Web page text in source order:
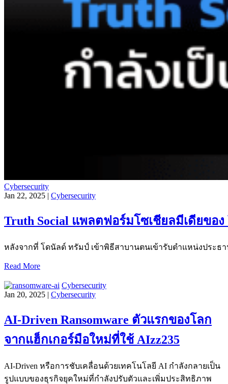
Cybersecurity
Jan 22, 2025 | Cybersecurity
Truth Social แพลตฟอร์มโซเชียลมีเดียขอ
หลังจากที่ โดนัลด์ ทรัมป์ เข้าพิธีสาบานตนเข้ารับตำแหน่งประธ
Read More
Cybersecurity
Jan 20, 2025 | Cybersecurity
AI-Driven Ransomware ตัวแรกของโลก
จากแฮ็กเกอร์มือใหม่ที่ใช้ AIzz235
AI-Driven หรือการชับเคลื่อนด้วยเทคโนโลยี AI กำลังกลายเป็น
รูปแบบของธุรกิจยุคใหม่ที่กำลังปรับตัวและเพิ่มประสิทธิภาพ